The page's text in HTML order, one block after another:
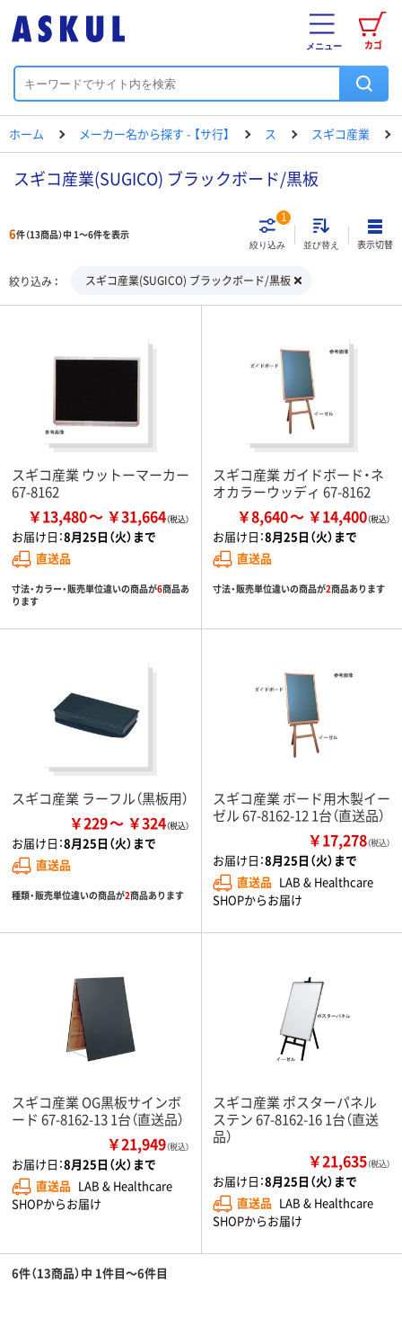
カゴ
メニュー
ホーム メーカー名から探す - 【サ行】 ス スギコ産業
スギコ産業(SUGICO) ブラックボード/黒板
6件（13商品）中 1～6件を表示
絞り込み
1
並び替え 表示切替
絞り込み スギコ産業(SUGICO) ブラックボード/黒板
スギコ産業 ウットーマーカー
67-8162
￥13,480 ￥31,664
お届け日：8月25日（火）まで
直送品
寸法・カラー・販売単位違いの商品が6商品あ
ります
スギコ産業 ガイドボード・ネ
オカラーウッディ 67-8162
￥8,640 ￥14,400
お届け日：8月25日（火）まで
直送品
寸法・販売単位違いの商品が2商品あります
スギコ産業 ラーフル（黒板用）
￥229 ￥324
お届け日：8月25日（火）まで
直送品
種類・販売単位違いの商品が2商品あります
スギコ産業 ボード用木製イー
ゼル 67-8162-12 1台（直送品）
￥17,278（税込）
お届け日：8月25日（火）まで
直送品 LAB & Healthcare
SHOPからお届け
スギコ産業 OG黒板サインボ
ード 67-8162-13 1台（直送品）
￥21,949（税込）
お届け日：8月25日（火）まで
直送品 LAB & Healthcare
SHOPからお届け
スギコ産業 ポスターパネル
ステン 67-8162-16 1台（直送
品）
￥21,635（税込）
お届け日：8月25日（火）まで
直送品 LAB & Healthcare
SHOPからお届け
6件（13商品）中 1件目～6件目